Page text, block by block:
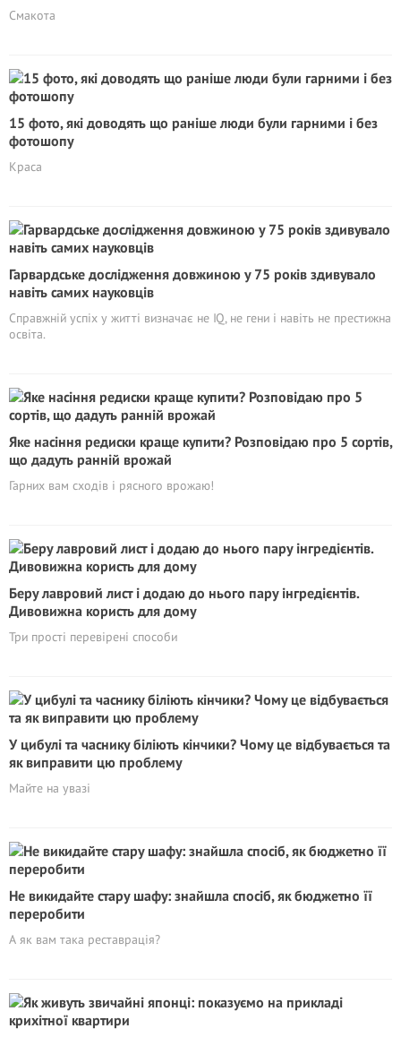
Смакота
15 фото, які доводять що раніше люди були гарними і без
фотошопу
Краса
Гарвардське дослідження довжиною у 75 років здивувало
навіть самих науковців
Справжній успіх у житті визначає не IQ, не гени і навіть не престижна
освіта.
Яке насіння редиски краще купити? Розповідаю про 5 сортів,
що дадуть ранній врожай
Гарних вам сходів і рясного врожаю!
Беру лавровий лист і додаю до нього пару інгредієнтів.
Дивовижна користь для дому
Три прості перевірені способи
У цибулі та часнику біліють кінчики? Чому це відбувається та
як виправити цю проблему
Майте на увазі
Не викидайте стару шафу: знайшла спосіб, як бюджетно її
переробити
А як вам така реставрація?